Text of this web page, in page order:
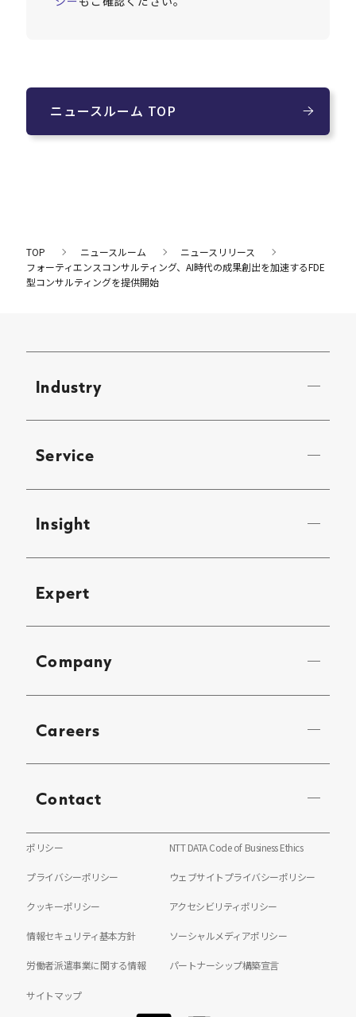
ニュースルーム TOP
TOP ニュースルーム
ニュースリリース
フォーティエンスコンサルティング、AI時代の成果創出を加速するFDE
型コンサルティングを提供開始
Industry
Service
Insight
Expert
Company
Careers
Contact
ポリシー NTT DATA Code of Business Ethics
プライバシーポリシー ウェブサイトプライバシーポリシー
クッキーポリシー アクセシビリティポリシー
情報セキュリティ基本方針 ソーシャルメディアポリシー
労働者派遣事業に関する情報 パートナーシップ構築宣言
サイトマップ